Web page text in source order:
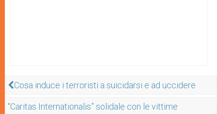
Cosa induce i terroristi a suicidarsi e ad uccidere
“Caritas Internationalis” solidale con le vittime